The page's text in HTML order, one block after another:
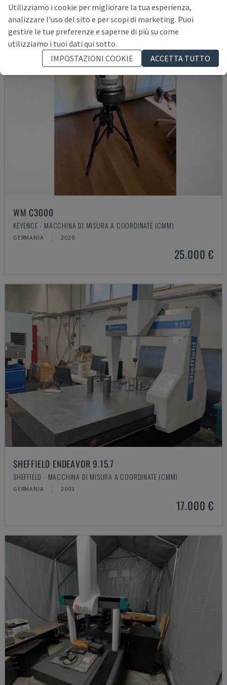
WM C3000
KEYENCE - MACCHINA DI MISURA A COORDINATE (CMM)
GERMANIA 2020
25.000 €
SHEFFIELD ENDEAVOR 9.15.7
SHEFFIELD - MACCHINA DI MISURA A COORDINATE (CMM)
GERMANIA 2003
17.000 €
Utilizziamo i cookie per migliorare la tua esperienza,
analizzare l'uso del sito e per scopi di marketing. Puoi
gestire le tue preferenze e saperne di più su come
utilizziamo i tuoi dati qui sotto.
IMPOSTAZIONI COOKIE
ACCETTA TUTTO